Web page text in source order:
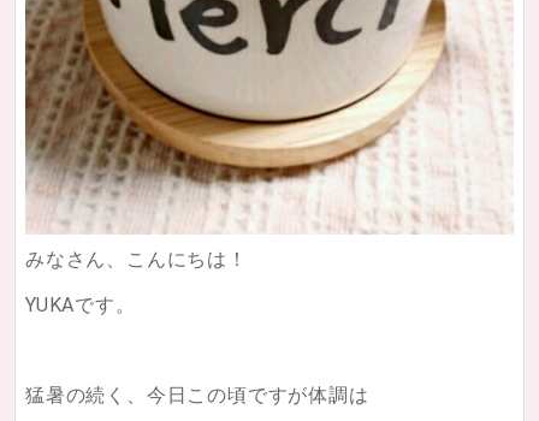
みなさん、こんにちは！
YUKAです。
猛暑の続く、今日この頃ですが体調は